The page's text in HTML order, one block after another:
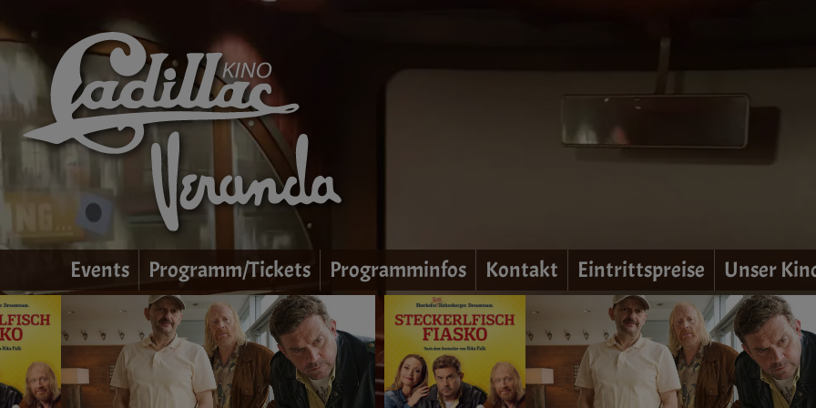
Events Programm/Tickets Programminfos Kontakt Eintrittspreise Unser